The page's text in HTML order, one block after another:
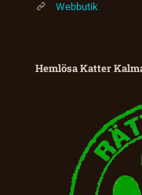
Webbutik
Hemlösa Katter